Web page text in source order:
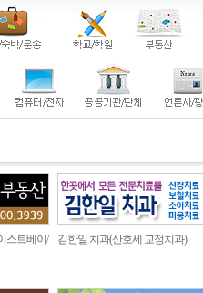
스트베이/
김한일 치과(산호세 교정치과)